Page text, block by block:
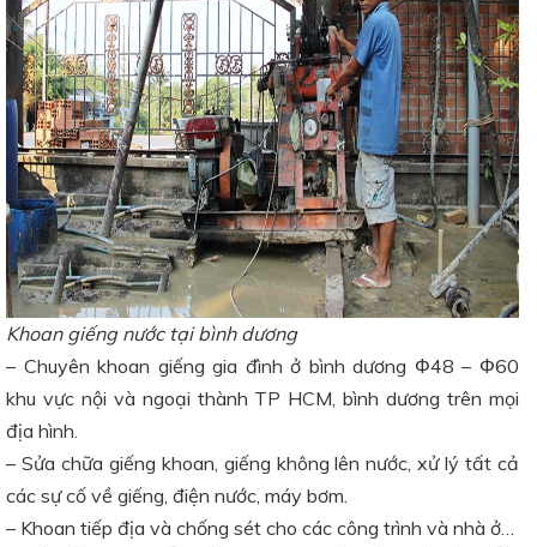
Khoan giếng nước tại bình dương
– Chuyên khoan giếng gia đình ở bình dương Φ48 – Φ60
khu vực nội và ngoại thành TP HCM, bình dương trên mọi
địa hình.
– Sửa chữa giếng khoan, giếng không lên nước, xử lý tất cả
các sự cố về giếng, điện nước, máy bơm.
– Khoan tiếp địa và chống sét cho các công trình và nhà ở…